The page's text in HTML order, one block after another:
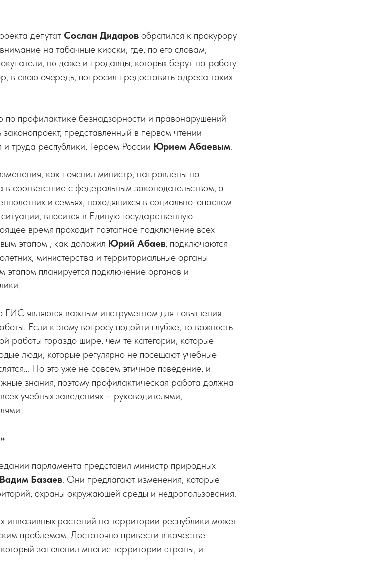
депутат Сослан Дидаров обратился к прокурору
на табачные киоски, где, по его словам,
но даже и продавцы, которых берут на работу
в свою очередь, попросил предоставить адреса таких
профилактике безнадзорности и правонарушений
представленный в первом чтении
труда республики, Героем России Юрием Абаевым.
как пояснил министр, направлены на
соответствие с федеральным законодательством, а
и семьях, находящихся в социально-опасном
вносится в Единую государственную
время проходит поэтапное подключение всех
этапом , как доложил Юрий Абаев, подключаются
министерства и территориальные органы
этапом планируется подключение органов и
ГИС являются важным инструментом для повышения
Если к этому вопросу подойти глубже, то важность
работы гораздо шире, чем те категории, которые
люди, которые регулярно не посещают учебные
Но это уже не совсем этичное поведение, и
знания, поэтому профилактическая работа должна
учебных заведениях – руководителями,
парламента представил министр природных
Вадим Базаев. Они предлагают изменения, которые
охраны окружающей среды и недропользования.
инвазивных растений на территории республики может
проблемам. Достаточно привести в качестве
заполонил многие территории страны, и